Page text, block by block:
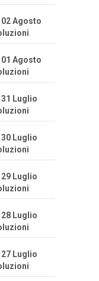
Agosto
Agosto
Luglio
Luglio
Luglio
Luglio
Luglio